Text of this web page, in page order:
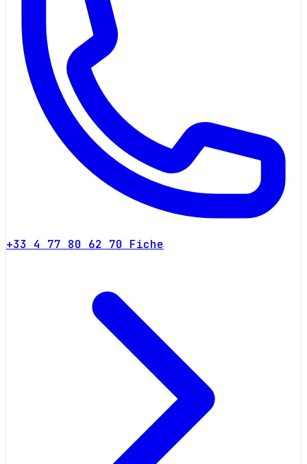
+33 4 77 80 62 70 Fiche